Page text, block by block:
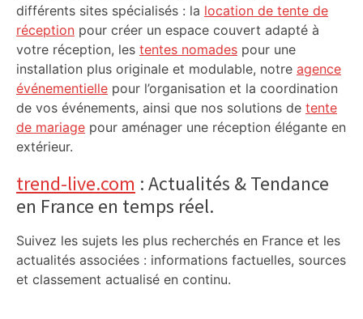
différents sites spécialisés : la location de tente de
réception pour créer un espace couvert adapté à
votre réception, les tentes nomades pour une
installation plus originale et modulable, notre agence
événementielle pour l’organisation et la coordination
de vos événements, ainsi que nos solutions de tente
de mariage pour aménager une réception élégante en
extérieur.
trend-live.com : Actualités & Tendance
en France en temps réel.
Suivez les sujets les plus recherchés en France et les
actualités associées : informations factuelles, sources
et classement actualisé en continu.